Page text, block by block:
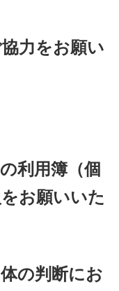
力をお願い
利用簿（個
お願いいた
の判断にお